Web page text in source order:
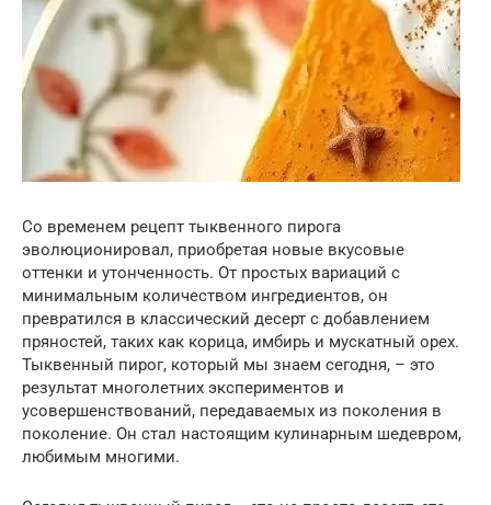
Со временем рецепт тыквенного пирога
эволюционировал, приобретая новые вкусовые
оттенки и утонченность. От простых вариаций с
минимальным количеством ингредиентов, он
превратился в классический десерт с добавлением
пряностей, таких как корица, имбирь и мускатный орех.
Тыквенный пирог, который мы знаем сегодня, – это
результат многолетних экспериментов и
усовершенствований, передаваемых из поколения в
поколение. Он стал настоящим кулинарным шедевром,
любимым многими.